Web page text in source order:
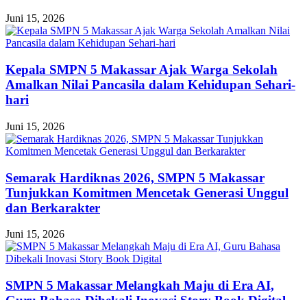
Juni 15, 2026
Kepala SMPN 5 Makassar Ajak Warga Sekolah
Amalkan Nilai Pancasila dalam Kehidupan Sehari-
hari
Juni 15, 2026
Semarak Hardiknas 2026, SMPN 5 Makassar
Tunjukkan Komitmen Mencetak Generasi Unggul
dan Berkarakter
Juni 15, 2026
SMPN 5 Makassar Melangkah Maju di Era AI,